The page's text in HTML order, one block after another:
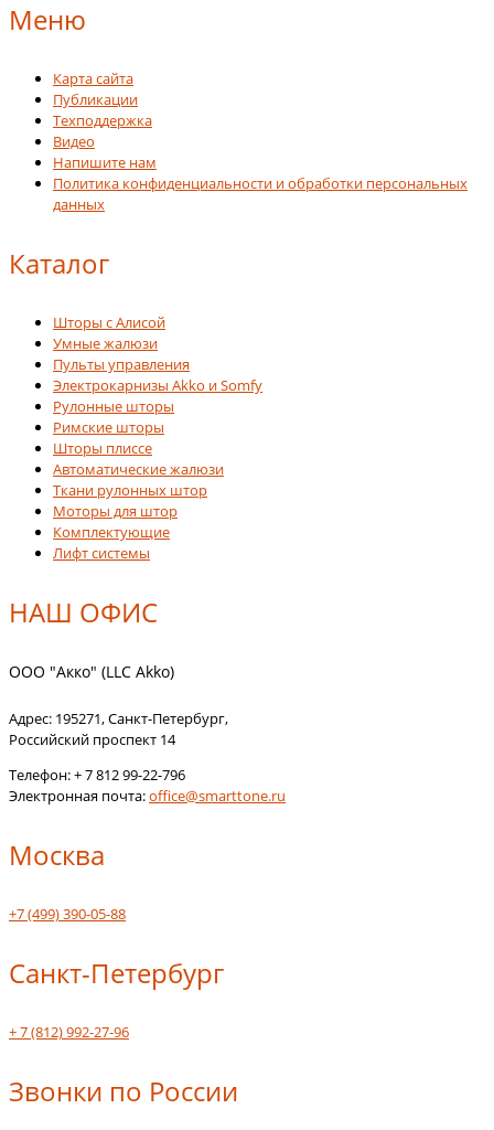
Меню
Карта сайта
Публикации
Техподдержка
Видео
Напишите нам
Политика конфиденциальности и обработки персональных
данных
Каталог
Шторы с Алисой
Умные жалюзи
Пульты управления
Электрокарнизы Akko и Somfy
Рулонные шторы
Римские шторы
Шторы плиссе
Автоматические жалюзи
Ткани рулонных штор
Моторы для штор
Комплектующие
Лифт системы
НАШ ОФИС
ООО "Акко" (LLC Akko)
Адрес: 195271,Санкт-Петербург,
Российский проспект 14
Телефон:+ 7 812 99-22-796
Электронная почта:office@smarttone.ru
Москва
+7 (499) 390-05-88
Санкт-Петербург
+ 7 (812) 992-27-96
Звонки по России